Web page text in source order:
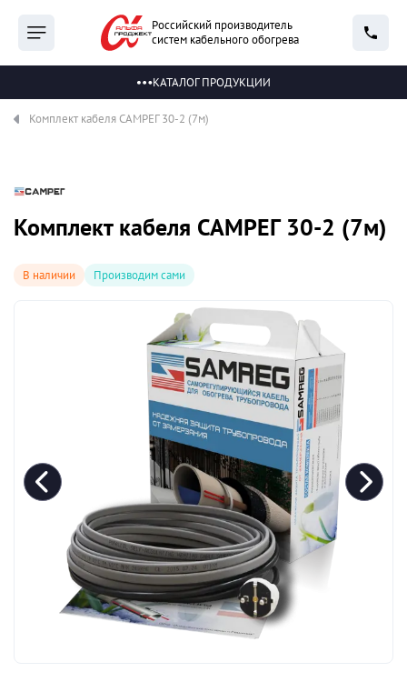
Российский производитель
систем кабельного обогрева
КАТАЛОГ ПРОДУКЦИИ
Комплект кабеля САМРЕГ 30-2 (7м)
В наличии Производим сами
Комплект кабеля САМРЕГ 30-2 (7м)